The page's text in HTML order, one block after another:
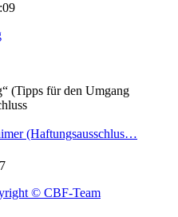
(Tipps für den Umgang
(Haftungsausschlus…
© CBF-Team